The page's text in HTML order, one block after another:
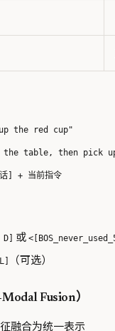
the red cup"
the table, then pick
] + 当前指令
或
（可选）
Fusion）
融合为统一表示